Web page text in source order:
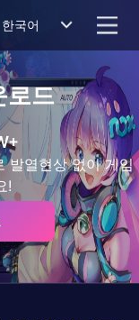
한국어
로드
발열현상 없이 게임
!